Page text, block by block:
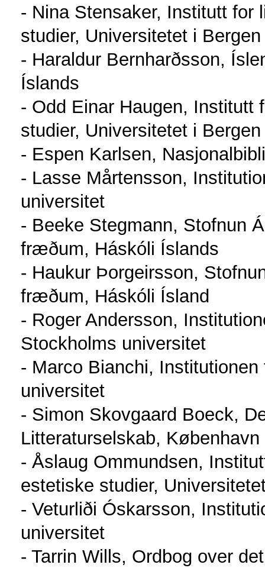
- Nina Stensaker, Institutt
studier, Universitetet i
- Haraldur Bernharðsson,
Íslands
- Odd Einar Haugen,
studier, Universitetet i Bergen
- Espen Karlsen,
- Lasse Mårtensson,
universitet
- Beeke Stegmann, Stofnun
fræðum, Háskóli Íslands
- Haukur Þorgeirsson,
fræðum, Háskóli Ísland
- Roger Andersson,
Stockholms universitet
- Marco Bianchi,
universitet
- Simon Skovgaard Boeck,
Litteraturselskab, København
- Åslaug Ommundsen,
estetiske studier,
- Veturliði Óskarsson,
universitet
- Tarrin Wills, Ordbog over